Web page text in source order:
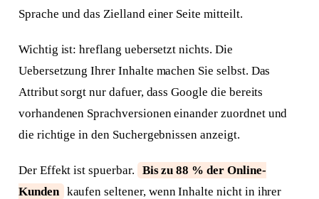
Sprache und das Zielland einer Seite mitteilt.
Wichtig ist: hreflang uebersetzt nichts. Die
Uebersetzung Ihrer Inhalte machen Sie selbst. Das
Attribut sorgt nur dafuer, dass Google die bereits
vorhandenen Sprachversionen einander zuordnet und
die richtige in den Suchergebnissen anzeigt.
Der Effekt ist spuerbar.
Bis zu 88 % der Online-
Kunden kaufen seltener, wenn Inhalte nicht in ihrer